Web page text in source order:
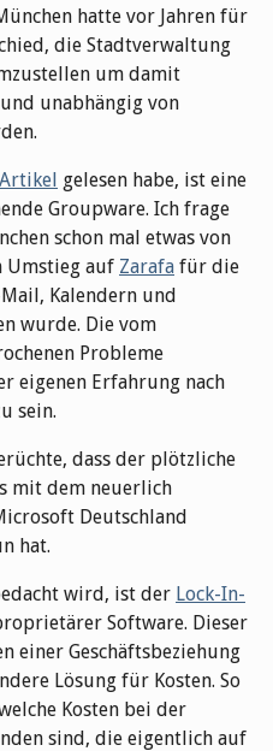
hatte vor Jahren für
die Stadtverwaltung
um damit
unabhängig von
gelesen habe, ist eine
Groupware. Ich frage
schon mal etwas von
Umstieg auf Zarafa für die
Kalendern und
wurde. Die vom
Probleme
eigenen Erfahrung nach
sein.
dass der plötzliche
mit dem neuerlich
Deutschland
hat.
wird, ist der Lock-In-
Software. Dieser
einer Geschäftsbeziehung
Lösung für Kosten. So
Kosten bei der
sind, die eigentlich auf